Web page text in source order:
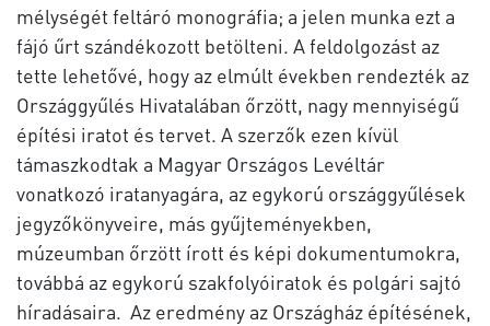
mélységét feltáró monográfia; a jelen munka ezt a
fájó űrt szándékozott betölteni. A feldolgozást az
tette lehetővé, hogy az elmúlt években rendezték az
Országgyűlés Hivatalában őrzött, nagy mennyiségű
építési iratot és tervet. A szerzők ezen kívül
támaszkodtak a Magyar Országos Levéltár
vonatkozó iratanyagára, az egykorú országgyűlések
jegyzőkönyveire, más gyűjteményekben,
múzeumban őrzött írott és képi dokumentumokra,
továbbá az egykorú szakfolyóiratok és polgári sajtó
híradásaira. Az eredmény az Országház építésének,